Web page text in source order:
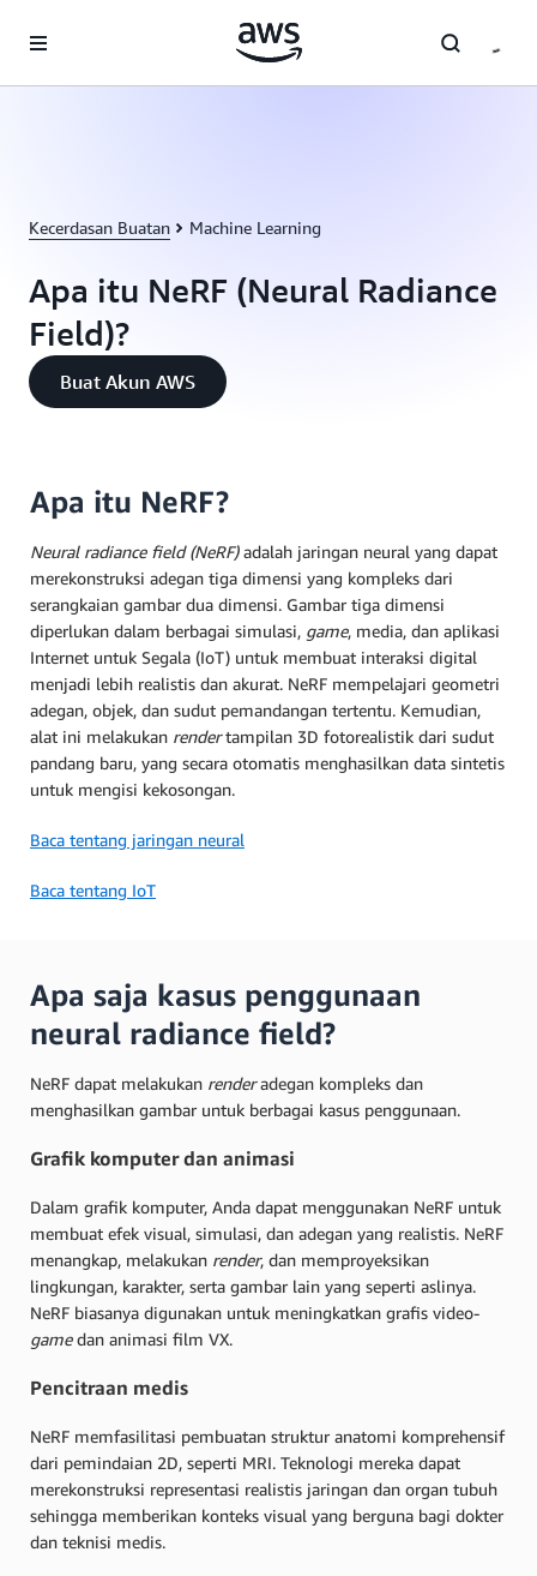
Kecerdasan Buatan Machine Learning
Apa itu NeRF (Neural Radiance
Field)?
Buat Akun AWS
Apa itu NeRF?
Neural radiance field (NeRF)adalah jaringan neural yang dapat
merekonstruksi adegan tiga dimensi yang kompleks dari
serangkaian gambar dua dimensi. Gambar tiga dimensi
diperlukan dalam berbagai simulasi, game, media, dan aplikasi
Internet untuk Segala (IoT) untuk membuat interaksi digital
menjadi lebih realistis dan akurat. NeRF mempelajari geometri
adegan, objek, dan sudut pemandangan tertentu. Kemudian,
alat ini melakukan rendertampilan 3D fotorealistik dari sudut
pandang baru, yang secara otomatis menghasilkan data sintetis
untuk mengisi kekosongan.
Baca tentang jaringan neural
Baca tentang IoT
Apa saja kasus penggunaan
neural radiance field?
NeRF dapat melakukan renderadegan kompleks dan
menghasilkan gambar untuk berbagai kasus penggunaan.
Grafik komputer dan animasi
Dalam grafik komputer, Anda dapat menggunakan NeRF untuk
membuat efek visual, simulasi, dan adegan yang realistis. NeRF
menangkap, melakukan render, dan memproyeksikan
lingkungan, karakter, serta gambar lain yang seperti aslinya.
NeRF biasanya digunakan untuk meningkatkan grafis video-
gamedan animasi film VX.
Pencitraan medis
NeRF memfasilitasi pembuatan struktur anatomi komprehensif
dari pemindaian 2D, seperti MRI. Teknologi mereka dapat
merekonstruksi representasi realistis jaringan dan organ tubuh
sehingga memberikan konteks visual yang berguna bagi dokter
dan teknisi medis.